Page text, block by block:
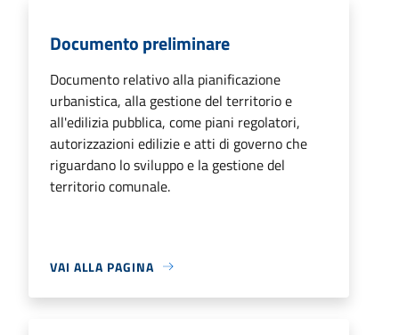
Documento preliminare
Documento relativo alla pianificazione
urbanistica, alla gestione del territorio e
all'edilizia pubblica, come piani regolatori,
autorizzazioni edilizie e atti di governo che
riguardano lo sviluppo e la gestione del
territorio comunale.
VAI ALLA PAGINA